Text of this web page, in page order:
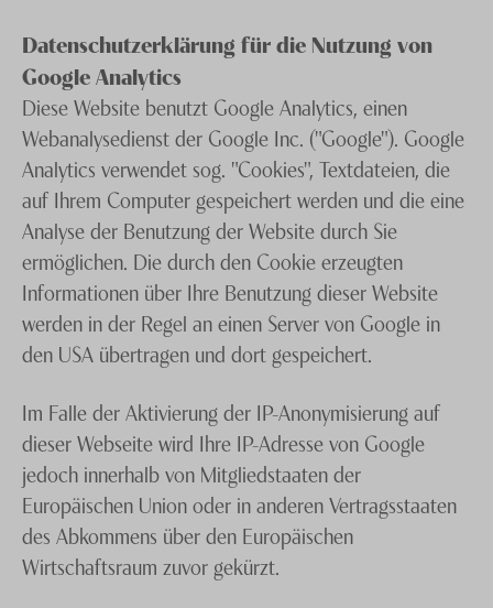
Datenschutzerklärung für die Nutzung von
Google Analytics
Diese Website benutzt Google Analytics, einen
Webanalysedienst der Google Inc. ("Google"). Google
Analytics verwendet sog. "Cookies", Textdateien, die
auf Ihrem Computer gespeichert werden und die eine
Analyse der Benutzung der Website durch Sie
ermöglichen. Die durch den Cookie erzeugten
Informationen über Ihre Benutzung dieser Website
werden in der Regel an einen Server von Google in
den USA übertragen und dort gespeichert.
Im Falle der Aktivierung der IP-Anonymisierung auf
dieser Webseite wird Ihre IP-Adresse von Google
jedoch innerhalb von Mitgliedstaaten der
Europäischen Union oder in anderen Vertragsstaaten
des Abkommens über den Europäischen
Wirtschaftsraum zuvor gekürzt.